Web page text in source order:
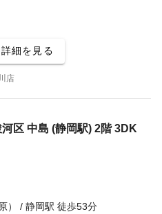
詳細を見る
店
区 中島 (静岡駅) 2階 3DK
） / 静岡駅 徒歩53分